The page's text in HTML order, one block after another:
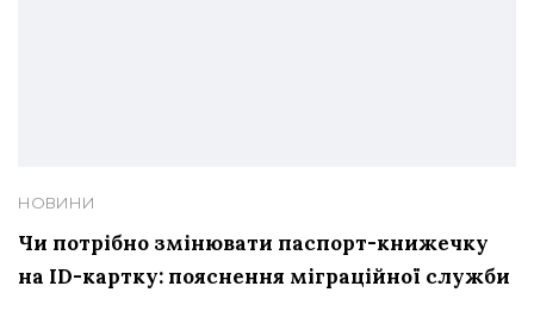
НОВИНИ
Чи потрібно змінювати паспорт-книжечку
на ID-картку: пояснення міграційної служби